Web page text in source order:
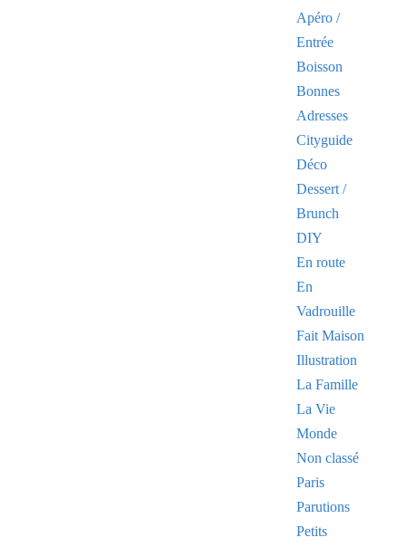
Apéro /
Entrée
Boisson
Bonnes
Adresses
Cityguide
Déco
Dessert /
Brunch
DIY
En route
En
Vadrouille
Fait Maison
Illustration
La Famille
La Vie
Monde
Non classé
Paris
Parutions
Petits